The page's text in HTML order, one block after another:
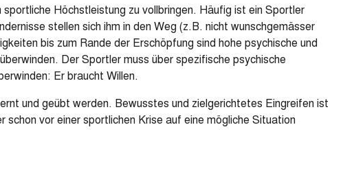
Höchstleistung zu vollbringen. Häufig ist ein Sportler
stellen sich ihm in den Weg (z.B. nicht wunschgemässer
bis zum Rande der Erschöpfung sind hohe psychische und
Der Sportler muss über spezifische psychische
Er braucht Willen.
und geübt werden. Bewusstes und zielgerichtetes Eingreifen ist
vor einer sportlichen Krise auf eine mögliche Situation